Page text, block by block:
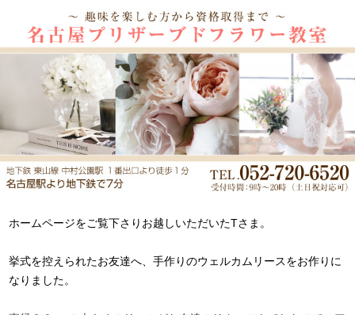
ホームページをご覧下さりお越しいただいたTさま。
挙式を控えられたお友達へ、手作りのウェルカムリースをお作りに
なりました。